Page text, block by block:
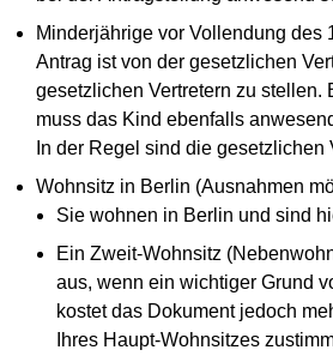
Minderjährige vor Vollendung des
Antrag ist von der gesetzlichen
gesetzlichen Vertretern zu stellen.
muss das Kind ebenfalls
In der Regel sind die gesetzlichen
Wohnsitz in Berlin (Ausnahmen
Sie wohnen in Berlin und sind
Ein Zweit-Wohnsitz
aus, wenn ein wichtiger Grund
kostet das Dokument jedoch
Ihres Haupt-Wohnsitzes